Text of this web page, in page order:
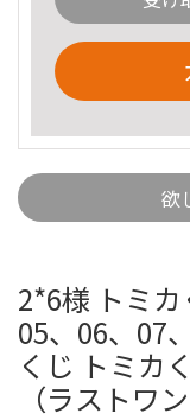
欲
2*6様 トミカ
05、06、07
くじ トミカ
（ラストワ